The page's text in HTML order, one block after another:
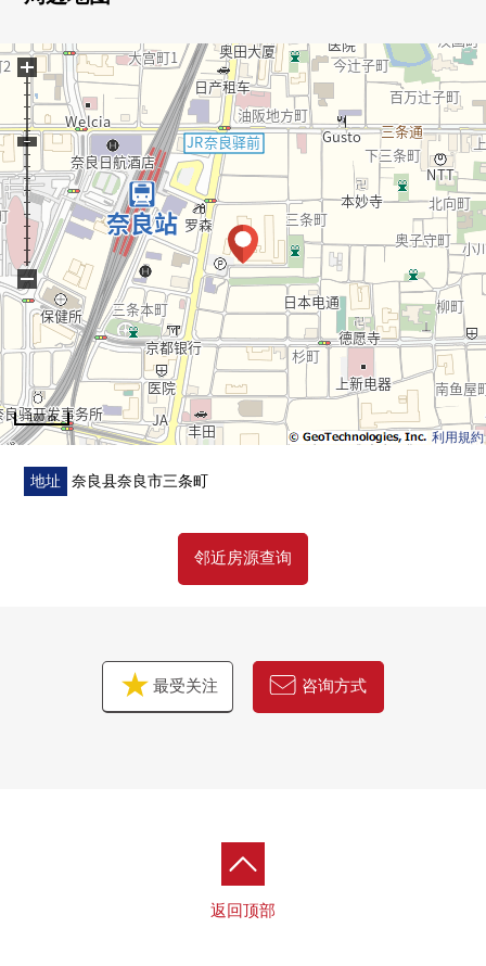
・靠垫层张替(厕所，洗脸室)
・层瓷砖张替(门口)
・门新制
・彩色视频门禁对讲机交换
■周边环境
・KOHYO JR奈良商店步行5分钟(约390m)
・Lawson JR奈良站前店步行4分钟(约270m)
・效果内科消化器内科诊所步行4分钟(约320m)
・奈良市立椿井小学步行9分钟(约670m)
・奈良市立三笠中学步行22分钟(约1700m)
利用規約
100 m
+
−
地址 奈良县奈良市三条町
邻近房源查询
最受关注 咨询方式
返回顶部